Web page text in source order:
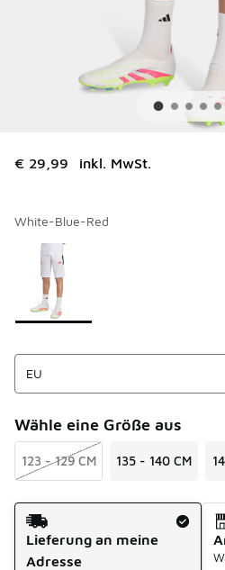
€ 29,99 inkl. MwSt.
White-Blue-Red
Seite 1 von 1 zeigt die Farben 1
Bitte wählen Sie einen Stil aus
Wähle eine Größe aus
123 - 129 CM 135 - 140 CM
Versandart
Lieferung an meine
Adresse